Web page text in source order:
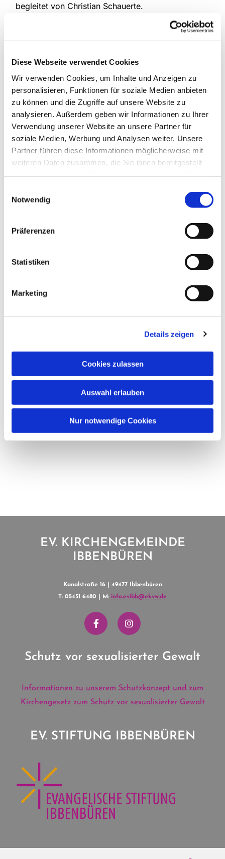
Diese Webseite verwendet Cookies
Wir verwenden Cookies, um Inhalte und Anzeigen zu
personalisieren, Funktionen für soziale Medien anbieten
zu können und die Zugriffe auf unsere Website zu
analysieren. Außerdem geben wir Informationen zu Ihrer
Verwendung unserer Website an unsere Partner für
soziale Medien, Werbung und Analysen weiter. Unsere
Partner führen diese Informationen möglicherweise mit
weiteren Daten zusammen, die Sie ihnen bereitgestellt
Notwendig
Präferenzen
Statistiken
Marketing
Details zeigen
Cookies zulassen
Auswahl erlauben
Nur notwendige Cookies
begleitet von Christian Schauerte.
Gelegenheit zum Kennenlernen, und ein
norwegisches Weihnachtslied rundete die Feier ab.
Am 14. September 2025 werden die
Prinzipalstücke in Schorstedt offiziell eingeweiht –
eine herzliche Einladung an alle!
Dies könnte Sie auch
EV. KIRCHENGEMEINDE
IBBENBÜREN
Kanalstraße 16 | 49477 Ibbenbüren
T: 05451 6480 | M: info.evibb@ekvw.de
Schutz vor sexualisierter Gewalt
Informationen zu unserem Schutzkonzept und zum
Kirchengesetz zum Schutz vor sexualisierter Gewalt
EV. STIFTUNG IBBENBÜREN